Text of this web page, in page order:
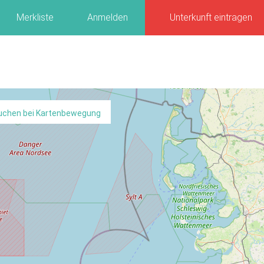
Merkliste Anmelden Unterkunft eintragen
bei Kartenbewegung